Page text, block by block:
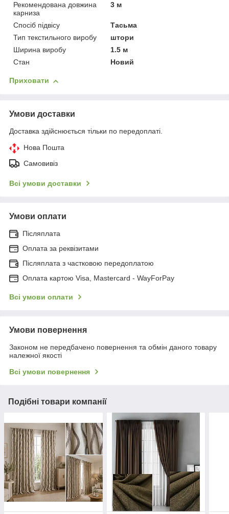
Рекомендована довжина
карниза
3 м
Спосіб підвісу
Тасьма
Тип текстильного виробу
штори
Ширина виробу
1.5 м
Стан
Новий
Приховати
Умови доставки
Доставка здійснюється тільки по передоплаті.
Нова Пошта
Самовивіз
Всі умови доставки
Умови оплати
Післяплата
Оплата за реквізитами
Післяплата з частковою передоплатою
Оплата картою Visa, Mastercard - WayForPay
Всі умови оплати
Умови повернення
Законом не передбачено повернення та обмін даного товару
належної якості
Всі умови повернення
Подібні товари компанії